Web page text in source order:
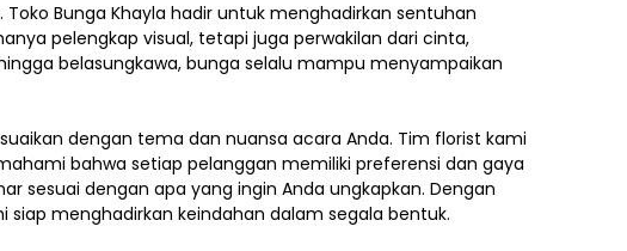
Bunga Khayla hadir untuk menghadirkan sentuhan
pelengkap visual, tetapi juga perwakilan dari cinta,
belasungkawa, bunga selalu mampu menyampaikan
dengan tema dan nuansa acara Anda. Tim florist kami
bahwa setiap pelanggan memiliki preferensi dan gaya
sesuai dengan apa yang ingin Anda ungkapkan. Dengan
menghadirkan keindahan dalam segala bentuk.